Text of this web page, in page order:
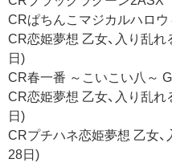
CRぱちんこマジカルハロ
CR恋姫夢想 乙女、入り乱
日)
CR春一番 ～こいこい八～
CR恋姫夢想 乙女、入り乱
日)
CRプチハネ恋姫夢想 乙女
28日)